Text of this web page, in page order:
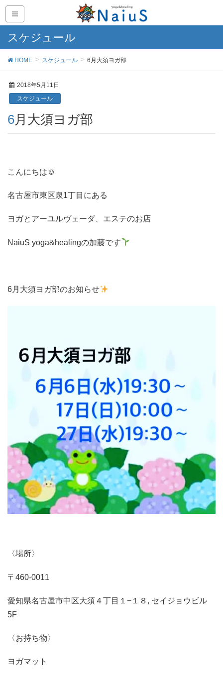
スケジュール
HOME スケジュール 6月大須ヨガ部
2018年5月11日
スケジュール
6月大須ヨガ部
こんにちは☺︎
名古屋市東区泉1丁目にある
ヨガとアーユルヴェーダ、エステのお店
NaiuS yoga&healingの加藤です
6月大須ヨガ部のお知らせ
〈場所〉
〒460-0011
愛知県名古屋市中区大須４丁目１−１８, セイジョウビル
5F
〈お持ち物〉
ヨガマット